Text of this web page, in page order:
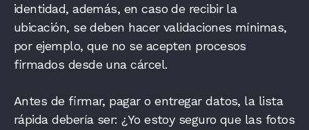
identidad, además, en caso de recibir la
ubicación, se deben hacer validaciones mínimas,
por ejemplo, que no se acepten procesos
firmados desde una cárcel.
Antes de firmar, pagar o entregar datos, la lista
rápida debería ser: ¿Yo estoy seguro que las fotos